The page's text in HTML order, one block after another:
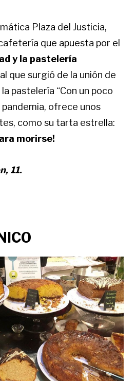
Plaza del Justicia,
que apuesta por el
y la pastelería
que surgió de la unión de
pastelería “Con un poco
pandemia, ofrece unos
como su tarta estrella:
morirse!
11.